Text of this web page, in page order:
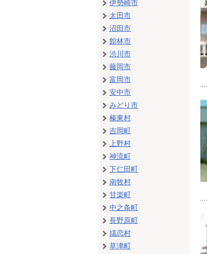
伊勢崎市
太田市
沼田市
館林市
渋川市
藤岡市
富岡市
安中市
みどり市
榛東村
吉岡町
上野村
神流町
下仁田町
南牧村
甘楽町
中之条町
長野原町
嬬恋村
草津町